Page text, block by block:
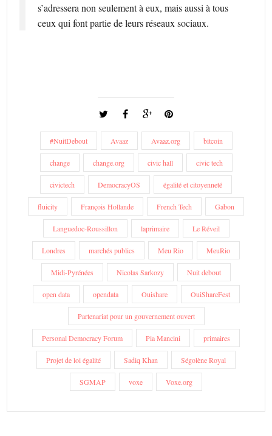
s’adressera non seulement à eux, mais aussi à tous
ceux qui font partie de leurs réseaux sociaux.
#NuitDebout Avaaz Avaaz.org bitcoin
change change.org civic hall civic tech
civictech DemocracyOS égalité et citoyenneté
fluicity François Hollande French Tech Gabon
Languedoc-Roussillon laprimaire Le Réveil
Londres marchés publics Meu Rio MeuRio
Midi-Pyrénées Nicolas Sarkozy Nuit debout
open data opendata Ouishare OuiShareFest
Partenariat pour un gouvernement ouvert
Personal Democracy Forum Pia Mancini primaires
Projet de loi égalité Sadiq Khan Ségolène Royal
SGMAP voxe Voxe.org